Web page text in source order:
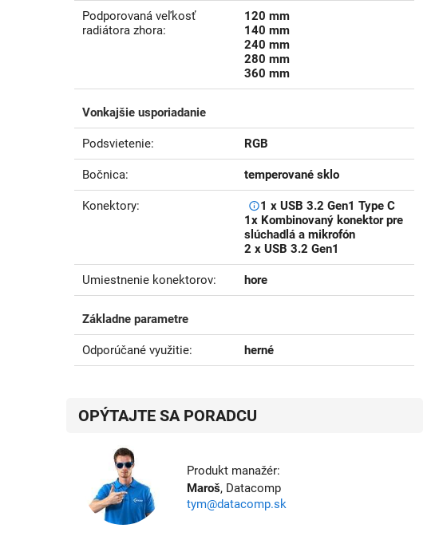
Podporovaná veľkosť
radiátora zhora
120 mm
140 mm
240 mm
280 mm
360 mm
Vonkajšie usporiadanie
Podsvietenie RGB
Bočnica temperované sklo
Konektory
1 x USB 3.2 Gen1 Type C
1x Kombinovaný konektor pre
slúchadlá a mikrofón
2 x USB 3.2 Gen1
Umiestnenie konektorov hore
Základne parametre
Odporúčané využitie herné
OPÝTAJTE SA PORADCU
Produkt manažér:
Maroš, Datacomp
tym@datacomp.sk